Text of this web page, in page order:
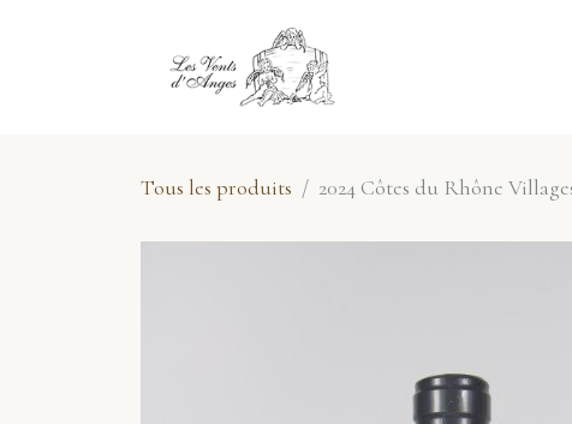
Tous les produits 2024 Côtes du Rhône